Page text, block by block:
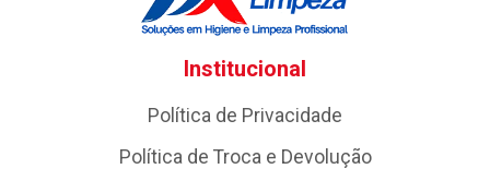
Institucional
Política de Privacidade
Política de Troca e Devolução